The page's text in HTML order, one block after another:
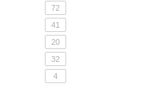
72
41
20
32
4